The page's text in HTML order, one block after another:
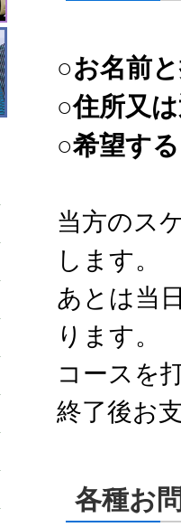
○お名前
○住所又
○希望す
当方のス
します。
あとは当
ります。
コースを
終了後お
各種お